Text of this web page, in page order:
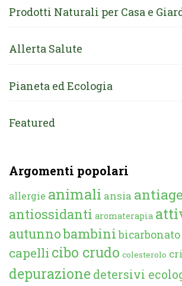
Prodotti Naturali per Casa e
Allerta Salute
Pianeta ed Ecologia
Featured
Argomenti popolari
allergie animali ansia antiage
antiossidanti aromaterapia
autunnobambini bicarbonato
capelli cibo crudo colesterolo
depurazione detersivi